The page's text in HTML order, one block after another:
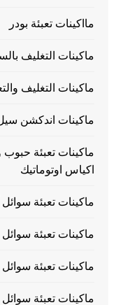
مااكينات تعبئة بودر
ماكينات التغليف
ماكينات التغليف
ماكينات اندكشن
ماكينات تعبئة
اكياس اوتوماتيك
ماكينات تعبئة
ماكينات تعبئة
ماكينات تعبئة
ماكينات تعبئة